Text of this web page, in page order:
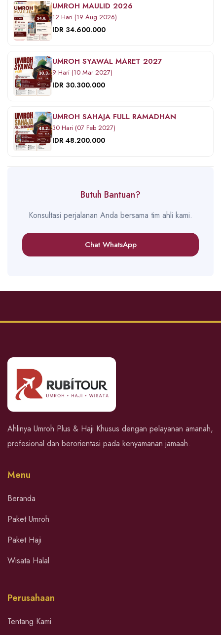
UMROH MAULID 2026
12 Hari (19 Aug 2026)
IDR 34.600.000
UMROH SYAWAL MARET 2027
9 Hari (10 Mar 2027)
IDR 30.300.000
UMROH SAHAJA FULL RAMADHAN
30 Hari (07 Feb 2027)
IDR 48.200.000
Butuh Bantuan?
Konsultasi perjalanan Anda bersama tim ahli kami.
Chat WhatsApp
Ahlinya Umroh Plus & Haji Khusus dengan pelayanan amanah,
profesional dan berorientasi pada kenyamanan jamaah.
Menu
Beranda
Paket Umroh
Paket Haji
Wisata Halal
Perusahaan
Tentang Kami